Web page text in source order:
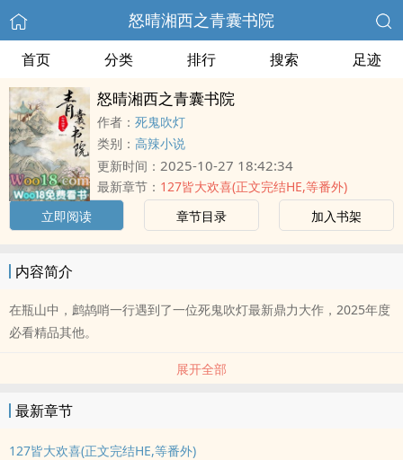
怒晴湘西之青囊书院
首页 分类 排行 搜索 足迹
怒晴湘西之青囊书院
作者： 死鬼吹灯
类别： 高辣小说
更新时间： 2025-10-27 18:42:34
最新章节： 127皆大欢喜(正文完结HE,等番外)
立即阅读
章节目录 加入书架
内容简介
在瓶山中，鹧鸪哨一行遇到了一位死鬼吹灯最新鼎力大作，2025年度
必看精品其他。
展开全部
最新章节
127皆大欢喜(正文完结HE,等番外)